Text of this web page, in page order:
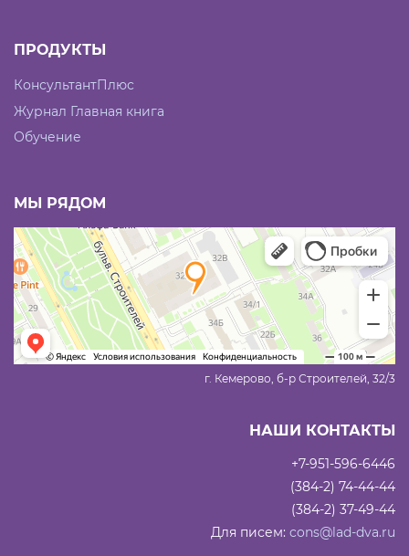
ПРОДУКТЫ
КонсультантПлюс
Журнал Главная книга
Обучение
МЫ РЯДОМ
г. Кемерово, б-р Строителей, 32/3
НАШИ КОНТАКТЫ
+7-951-596-6446
(384-2) 74-44-44
(384-2) 37-49-44
Для писем: cons@lad-dva.ru